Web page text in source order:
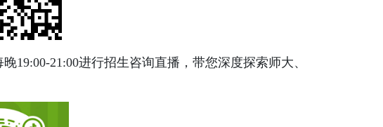
晚19:00-21:00进行招生咨询直播， 带您深度探索师大、